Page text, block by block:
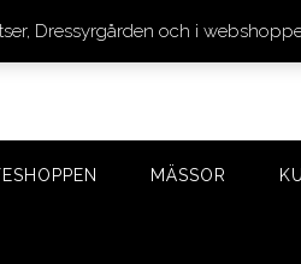
MÄSSOR
Dressyrgården och i